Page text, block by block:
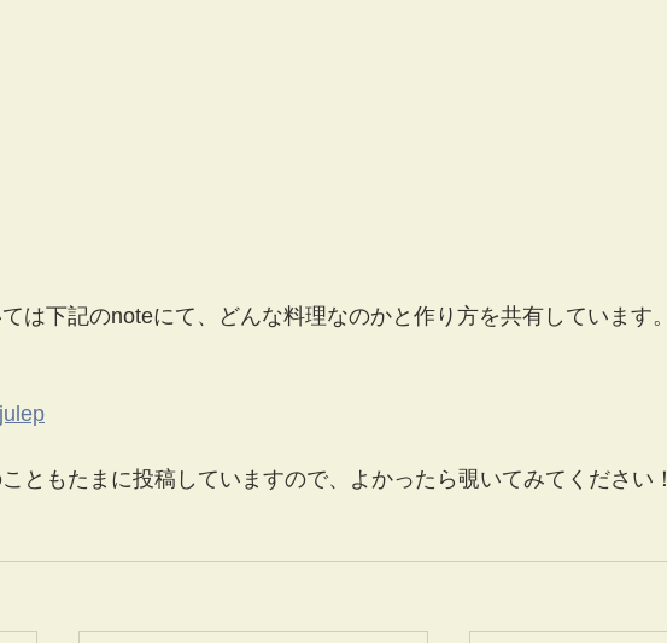
は下記のnoteにて、どんな料理なのかと作り方を共有しています。
ともたまに投稿していますので、よかったら覗いてみてください！